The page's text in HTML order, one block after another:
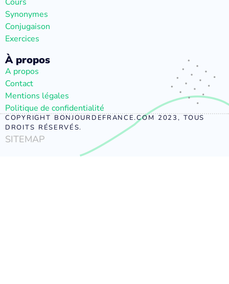
Synonymes
Conjugaison
Exercices
À propos
A propos
Contact
Mentions légales
Politique de confidentialité
COPYRIGHT BONJOURDEFRANCE.COM 2023, TOUS
DROITS RÉSERVÉS.
SITEMAP